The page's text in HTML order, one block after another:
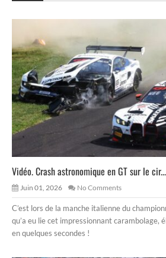
Vidéo. Crash astronomique en GT sur le cir...
Juin 01, 2026 No Comments
C’est lors de la manche italienne du
qu’a eu lie cet impressionnant carambolage,
en quelques secondes !